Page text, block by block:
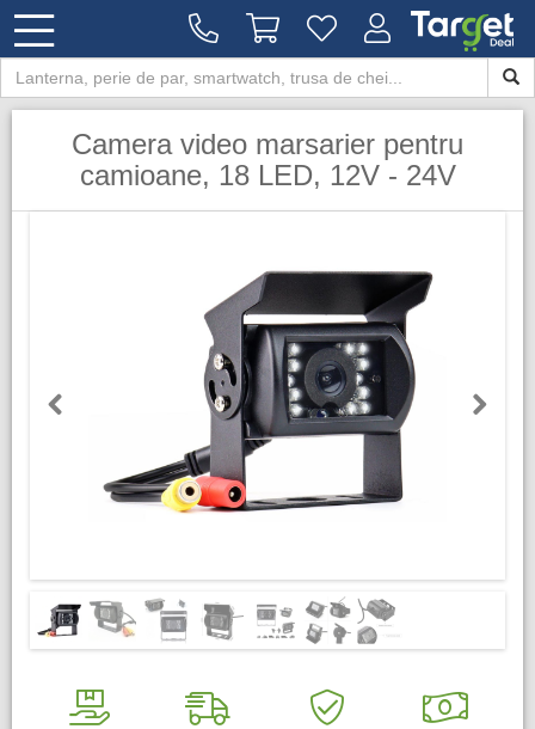
Camera video marsarier pentru
camioane, 18 LED, 12V - 24V